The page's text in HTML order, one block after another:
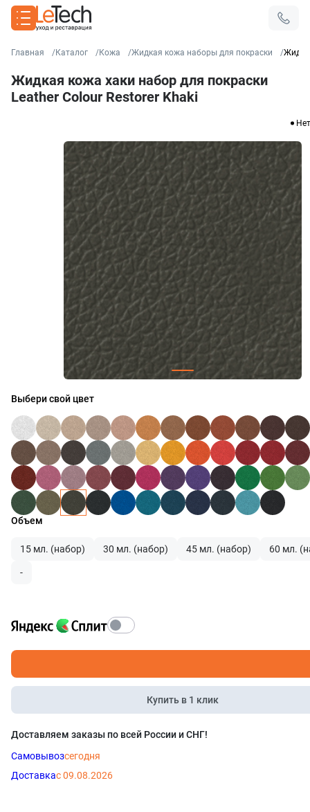
Главная Каталог Кожа Жидкая кожа наборы для покраски
Жидкая кожа хаки набор для покраски
Leather Colour Restorer Khaki
Выбери свой цвет
Объем
15 мл. (набор) 30 мл. (набор) 45 мл. (набор) 60 мл.
-
Купить в 1 клик
Доставляем заказы по всей России и СНГ!
Самовывозсегодня
Доставкас 09.08.2026